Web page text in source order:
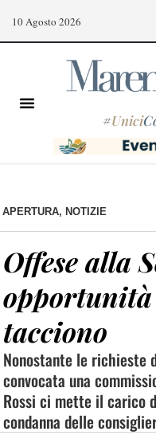
10 Agosto 2026
#Unici
APERTURA, NOTIZIE
Offese alla
opportunità
tacciono
Nonostante le richieste
convocata una
Rossi ci mette il carico
condanna delle